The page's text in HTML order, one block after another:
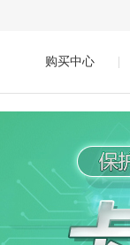
购买中心